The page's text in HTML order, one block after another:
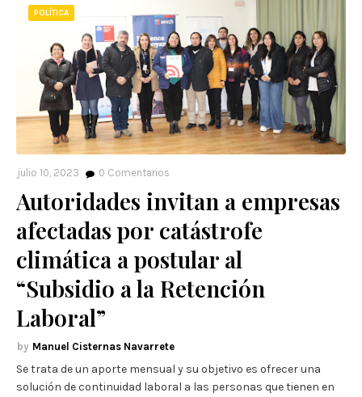
POLÍTICA
julio 10, 2023 0 Comentarios
Autoridades invitan a empresas
afectadas por catástrofe
climática a postular al
“Subsidio a la Retención
Laboral”
Manuel Cisternas Navarrete
Se trata de un aporte mensual y su objetivo es ofrecer una
solución de continuidad laboral a las personas que tienen en